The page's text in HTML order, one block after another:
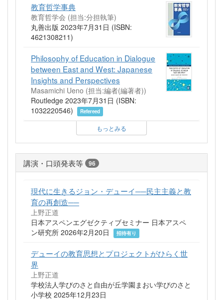
教育哲学事典
教育哲学会 (担当:分担執筆)
丸善出版 2023年7月31日 (ISBN:
4621308211)
Philosophy of Education in Dialogue
between East and West: Japanese
Insights and Perspectives
Masamichi Ueno (担当:編者(編著者))
Routledge 2023年7月31日 (ISBN:
1032220546)
Refereed
もっとみる
講演・口頭発表等 96
現代に生きるジョン・デューイ──民主主義と教
育の再創造──
上野正道
日本アスペンエグゼクティブセミナー 日本アスペ
ン研究所 2026年2月20日
招待有り
デューイの教育思想とプロジェクトがひらく世
界
上野正道
学校法人学びのさと自由が丘学園まおい学びのさと
小学校 2025年12月23日